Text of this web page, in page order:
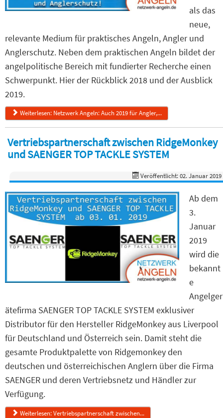
als das
neue,
relevante Medium für praktisches Angeln, Angler und
Anglerschutz. Neben dem praktischen Angeln bildet der
angelpolitische Bereich mit fundierter Recherche einen
Schwerpunkt. Hier der Rückblick 2018 und der Ausblick
2019.
Weiterlesen: Netzwerk Angeln: Auch 2019 für Angler,...
Vertriebspartnerschaft zwischen RidgeMonkey
und SAENGER TOP TACKLE SYSTEM
Veröffentlicht: 02. Januar 2019
Ab dem
3.
Januar
2019
wird die
bekannt
e
Angelger
ätefirma SAENGER TOP TACKLE SYSTEM exklusiver
Distributor für den Hersteller RidgeMonkey aus Liverpool
für Deutschland und Österreich sein. Damit steht die
gesamte Produktpalette von Ridgemonkey den
deutschen und österreichischen Anglern über die Firma
SAENGER und deren Vertriebsnetz und Händler zur
Verfügung.
Weiterlesen: Vertriebspartnerschaft zwischen...